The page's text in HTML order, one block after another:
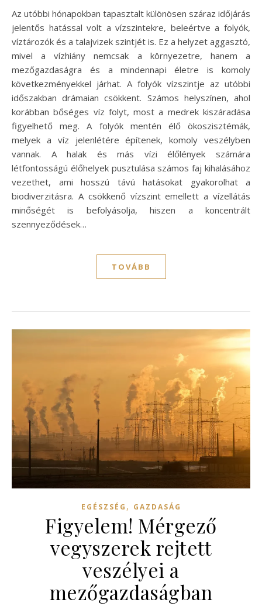
Az utóbbi hónapokban tapasztalt különösen száraz időjárás
jelentős hatással volt a vízszintekre, beleértve a folyók,
víztározók és a talajvizek szintjét is. Ez a helyzet aggasztó,
mivel a vízhiány nemcsak a környezetre, hanem a
mezőgazdaságra és a mindennapi életre is komoly
következményekkel járhat. A folyók vízszintje az utóbbi
időszakban drámaian csökkent. Számos helyszínen, ahol
korábban bőséges víz folyt, most a medrek kiszáradása
figyelhető meg. A folyók mentén élő ökoszisztémák,
melyek a víz jelenlétére építenek, komoly veszélyben
vannak. A halak és más vízi élőlények számára
létfontosságú élőhelyek pusztulása számos faj kihalásához
vezethet, ami hosszú távú hatásokat gyakorolhat a
biodiverzitásra. A csökkenő vízszint emellett a vízellátás
minőségét is befolyásolja, hiszen a koncentrált
szennyeződések…
TOVÁBB
EGÉSZSÉG , GAZDASÁG
Figyelem! Mérgező
vegyszerek rejtett
veszélyei a
mezőgazdaságban